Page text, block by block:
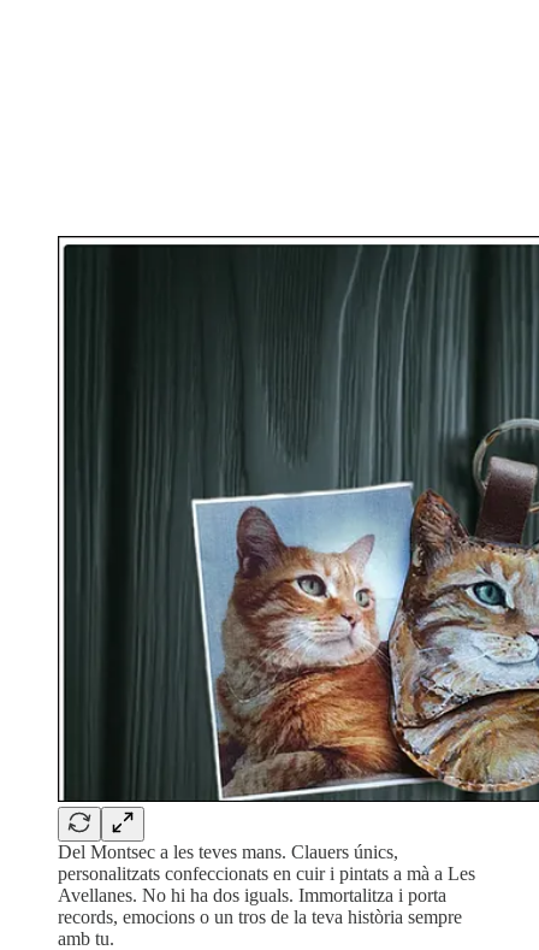
Del Montsec a les teves mans. Clauers únics,
personalitzats confeccionats en cuir i pintats a mà a Les
Avellanes. No hi ha dos iguals. Immortalitza i porta
records, emocions o un tros de la teva història sempre
amb tu.